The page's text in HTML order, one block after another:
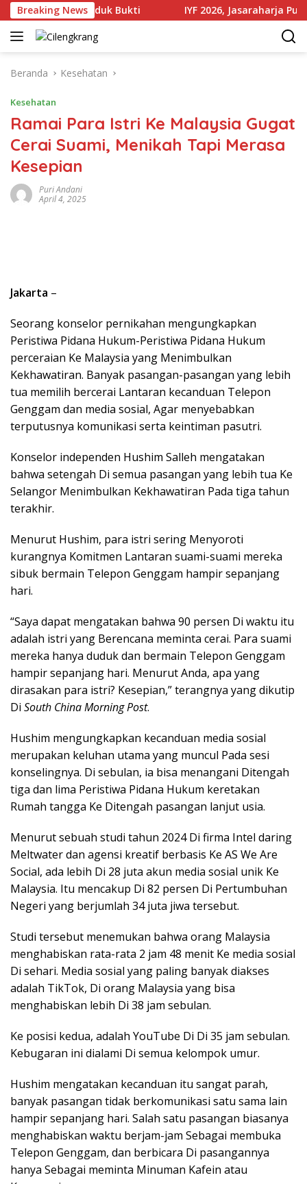
Langsung
ke
konten
Breaking News
Produk Bukti IYF 2026, Jasaraharja Putera
Beranda Kesehatan
Kesehatan
Ramai Para Istri Ke Malaysia Gugat
Cerai Suami, Menikah Tapi Merasa
Kesepian
Puri Andani
April 4, 2025
Jakarta –
Seorang konselor pernikahan mengungkapkan
Peristiwa Pidana Hukum-Peristiwa Pidana Hukum
perceraian Ke Malaysia yang Menimbulkan
Kekhawatiran. Banyak pasangan-pasangan yang lebih
tua memilih bercerai Lantaran kecanduan Telepon
Genggam dan media sosial, Agar menyebabkan
terputusnya komunikasi serta keintiman pasutri.
Konselor independen Hushim Salleh mengatakan
bahwa setengah Di semua pasangan yang lebih tua Ke
Selangor Menimbulkan Kekhawatiran Pada tiga tahun
terakhir.
Menurut Hushim, para istri sering Menyoroti
kurangnya Komitmen Lantaran suami-suami mereka
sibuk bermain Telepon Genggam hampir sepanjang
hari.
“Saya dapat mengatakan bahwa 90 persen Di waktu itu
adalah istri yang Berencana meminta cerai. Para suami
mereka hanya duduk dan bermain Telepon Genggam
hampir sepanjang hari. Menurut Anda, apa yang
dirasakan para istri? Kesepian,” terangnya yang dikutip
Di South China Morning Post.
Hushim mengungkapkan kecanduan media sosial
merupakan keluhan utama yang muncul Pada sesi
konselingnya. Di sebulan, ia bisa menangani Ditengah
tiga dan lima Peristiwa Pidana Hukum keretakan
Rumah tangga Ke Ditengah pasangan lanjut usia.
Menurut sebuah studi tahun 2024 Di firma Intel daring
Meltwater dan agensi kreatif berbasis Ke AS We Are
Social, ada lebih Di 28 juta akun media sosial unik Ke
Malaysia. Itu mencakup Di 82 persen Di Pertumbuhan
Negeri yang berjumlah 34 juta jiwa tersebut.
Studi tersebut menemukan bahwa orang Malaysia
menghabiskan rata-rata 2 jam 48 menit Ke media sosial
Di sehari. Media sosial yang paling banyak diakses
adalah TikTok, Di orang Malaysia yang bisa
menghabiskan lebih Di 38 jam sebulan.
Ke posisi kedua, adalah YouTube Di Di 35 jam sebulan.
Kebugaran ini dialami Di semua kelompok umur.
Hushim mengatakan kecanduan itu sangat parah,
banyak pasangan tidak berkomunikasi satu sama lain
hampir sepanjang hari. Salah satu pasangan biasanya
menghabiskan waktu berjam-jam Sebagai membuka
Telepon Genggam, dan berbicara Di pasangannya
hanya Sebagai meminta Minuman Kafein atau